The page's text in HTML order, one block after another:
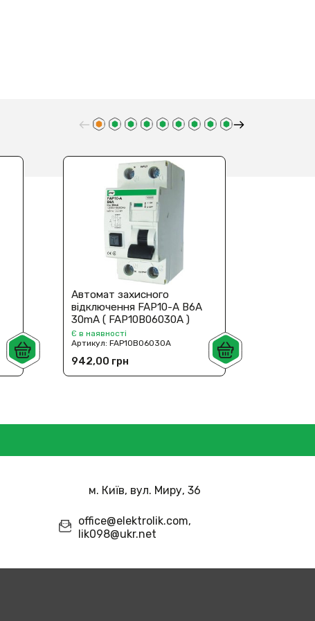
Автомат захисного
відключення FAP10-A В6A
30mA ( FAP10B06030A )
Є в наявності
Артикул: FAP10B06030A
942,00 грн
м. Київ, вул. Миру, 36
office@elektrolik.com,
lik098@ukr.net